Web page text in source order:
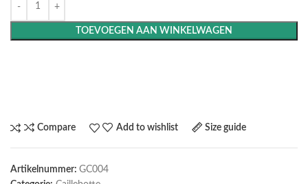
TOEVOEGEN AAN WINKELWAGEN
Compare Add to wishlist Size guide
Artikelnummer: GC004